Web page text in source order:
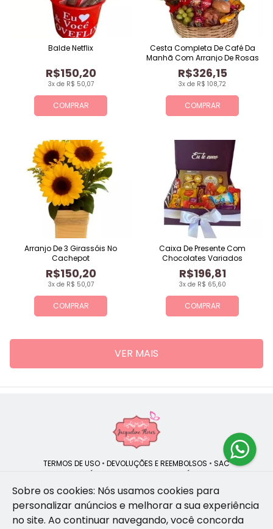
COMPRAR
3x de R$ 50,07
R$150,20
Balde Netflix
COMPRAR
3x de R$ 108,72
R$326,15
Cesta Completa De Café Da
Manhã Com Arranjo De Rosas
COMPRAR
3x de R$ 50,07
R$150,20
Arranjo De 3 Girassóis No
Cachepot
COMPRAR
3x de R$ 65,60
R$196,81
Caixa De Presente Com
Chocolates Variados
VER MAIS
TERMOS DE USO • DEVOLUÇÕES E REEMBOLSOS • SAC
POLÍTICA DE PRIVACIDADE POLÍTICA DE COOKIES
Jacqueline Flores | CNPJ: 47.335.418/0001-13
Sobre os cookies: Nós usamos cookies para
personalizar anúncios e melhorar a sua experiência
no site. Ao continuar navegando, você concorda